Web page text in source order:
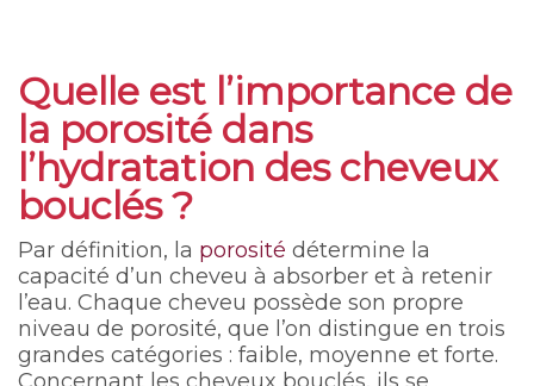
Quelle est l’importance de
la porosité dans
l’hydratation des cheveux
bouclés ?
Par définition, la porosité détermine la
capacité d’un cheveu à absorber et à retenir
l’eau. Chaque cheveu possède son propre
niveau de porosité, que l’on distingue en trois
grandes catégories : faible, moyenne et forte.